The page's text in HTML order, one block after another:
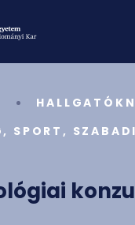
SPORT,